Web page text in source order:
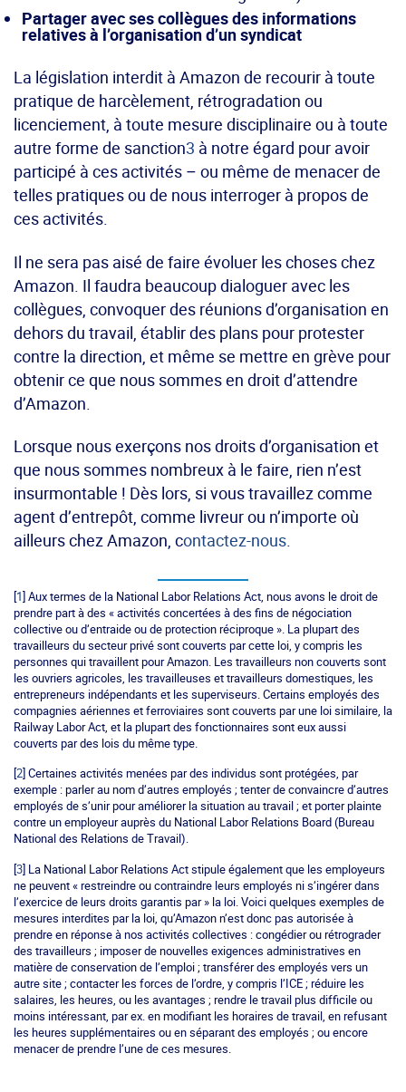
Partager avec ses collègues des informations
relatives à l’organisation d’un syndicat
La législation interdit à Amazon de recourir à toute
pratique de harcèlement, rétrogradation ou
licenciement, à toute mesure disciplinaire ou à toute
autre forme de sanction3 à notre égard pour avoir
participé à ces activités – ou même de menacer de
telles pratiques ou de nous interroger à propos de
ces activités.
Il ne sera pas aisé de faire évoluer les choses chez
Amazon. Il faudra beaucoup dialoguer avec les
collègues, convoquer des réunions d’organisation en
dehors du travail, établir des plans pour protester
contre la direction, et même se mettre en grève pour
obtenir ce que nous sommes en droit d’attendre
d’Amazon.
Lorsque nous exerçons nos droits d’organisation et
que nous sommes nombreux à le faire, rien n’est
insurmontable ! Dès lors, si vous travaillez comme
agent d’entrepôt, comme livreur ou n’importe où
ailleurs chez Amazon, contactez-nous.
[1] Aux termes de la National Labor Relations Act, nous avons le droit de
prendre part à des « activités concertées à des fins de négociation
collective ou d’entraide ou de protection réciproque ». La plupart des
travailleurs du secteur privé sont couverts par cette loi, y compris les
personnes qui travaillent pour Amazon. Les travailleurs non couverts sont
les ouvriers agricoles, les travailleuses et travailleurs domestiques, les
entrepreneurs indépendants et les superviseurs. Certains employés des
compagnies aériennes et ferroviaires sont couverts par une loi similaire, la
Railway Labor Act, et la plupart des fonctionnaires sont eux aussi
couverts par des lois du même type.
[2] Certaines activités menées par des individus sont protégées, par
exemple : parler au nom d’autres employés ; tenter de convaincre d’autres
employés de s’unir pour améliorer la situation au travail ; et porter plainte
contre un employeur auprès du National Labor Relations Board (Bureau
National des Relations de Travail).
[3] La National Labor Relations Act stipule également que les employeurs
ne peuvent « restreindre ou contraindre leurs employés ni s’ingérer dans
l’exercice de leurs droits garantis par » la loi. Voici quelques exemples de
mesures interdites par la loi, qu’Amazon n’est donc pas autorisée à
prendre en réponse à nos activités collectives : congédier ou rétrograder
des travailleurs ; imposer de nouvelles exigences administratives en
matière de conservation de l’emploi ; transférer des employés vers un
autre site ; contacter les forces de l’ordre, y compris l’ICE ; réduire les
salaires, les heures, ou les avantages ; rendre le travail plus difficile ou
moins intéressant, par ex. en modifiant les horaires de travail, en refusant
les heures supplémentaires ou en séparant des employés ; ou encore
menacer de prendre l’une de ces mesures.